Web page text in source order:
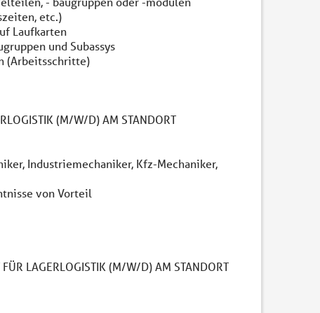
etc.)
Laufkarten
und Subassys
(Arbeitsschritte)
(M/W/D) AM STANDORT
Industriemechaniker, Kfz-Mechaniker,
von Vorteil
LAGERLOGISTIK (M/W/D) AM STANDORT